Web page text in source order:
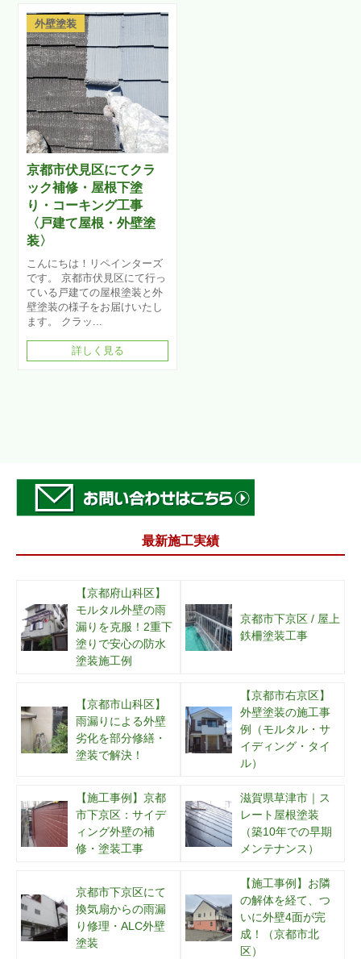
外壁塗装
京都市伏見区にてクラ
ック補修・屋根下塗
り・コーキング工事
〈戸建て屋根・外壁塗
装〉
こんにちは！リペインターズ
です。 京都市伏見区にて行っ
ている戸建ての屋根塗装と外
壁塗装の様子をお届けいたし
ます。 クラッ...
詳しく見る
最新施工実績
【京都府山科区】
モルタル外壁の雨
漏りを克服！2重下
塗りで安心の防水
塗装施工例
京都市下京区 / 屋上
鉄柵塗装工事
【京都市山科区】
雨漏りによる外壁
劣化を部分修繕・
塗装で解決！
【京都市右京区】
外壁塗装の施工事
例（モルタル・サ
イディング・タイ
ル）
【施工事例】京都
市下京区：サイデ
ィング外壁の補
修・塗装工事
滋賀県草津市｜ス
レート屋根塗装
（築10年での早期
メンテナンス）
京都市下京区にて
換気扇からの雨漏
り修理・ALC外壁
塗装
【施工事例】お隣
の解体を経て、つ
いに外壁4面が完
成！（京都市北
区）